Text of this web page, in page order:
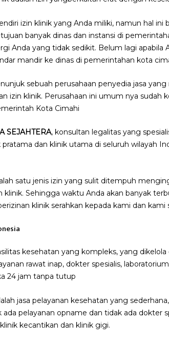
izin klinik yang Anda miliki, namun hal
banyak dinas dan instansi di
Anda yang tidak sedikit. Belum lagi apabila
mandir ke dinas di pemerintahan kota
sebuah perusahaan penyedia jasa
izin klinik. Perusahaan ini umum nya sudah
Kota Cimahi
SEJAHTERA, konsultan legalitas yang
dan klinik utama di seluruh wilayah
satu jenis izin yang sulit ditempuh
Sehingga waktu Anda akan banyak
klinik serahkan kepada kami dan
kesehatan yang kompleks, yang
rawat inap, dokter spesialis,
24 jam tanpa tutup
jasa pelayanan kesehatan yang
pelayanan opname dan tidak ada dokter
kecantikan dan klinik gigi.